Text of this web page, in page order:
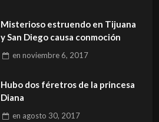
Misterioso estruendo en Tijuana
y San Diego causa conmoción
en noviembre 6, 2017
Hubo dos féretros de la princesa
Diana
en agosto 30, 2017